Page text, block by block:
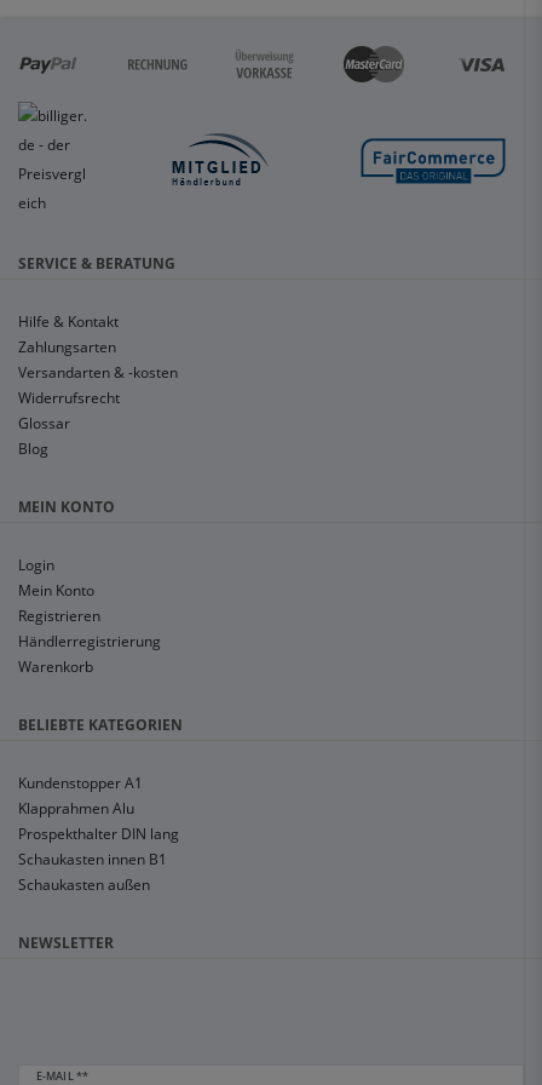
SERVICE & BERATUNG
Hilfe & Kontakt
Zahlungsarten
Versandarten & -kosten
Widerrufsrecht
Glossar
Blog
MEIN KONTO
Login
Mein Konto
Registrieren
Händlerregistrierung
Warenkorb
BELIEBTE KATEGORIEN
Kundenstopper A1
Klapprahmen Alu
Prospekthalter DIN lang
Schaukasten innen B1
Schaukasten außen
NEWSLETTER
E-MAIL **